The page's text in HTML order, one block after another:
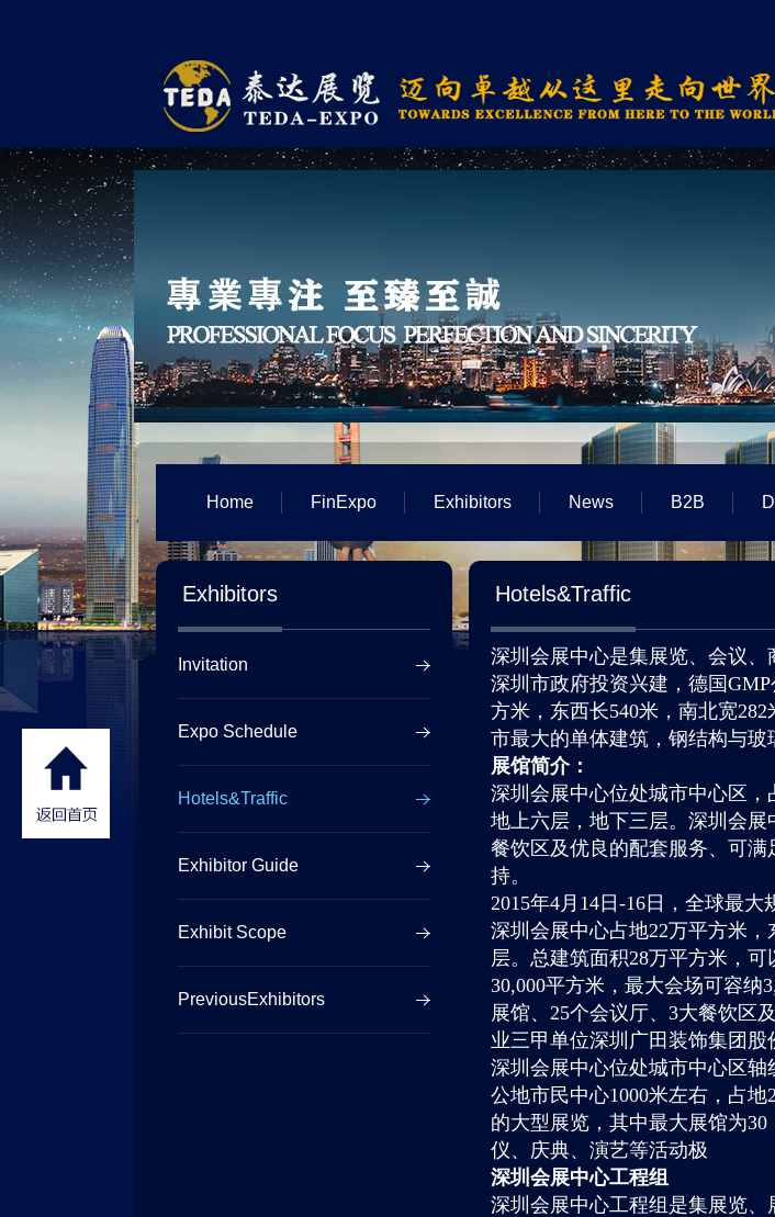
Home FinExpo Exhibitors News B2B
Exhibitors
Invitation
Expo Schedule
Hotels&Traffic
Exhibitor Guide
Exhibit Scope
PreviousExhibitors
Hotels&Traffic
深圳会展中心是集展览、会议
深圳市政府投资兴建，德国
方米，东西长540米，南北宽
市最大的单体建筑，钢结构与玻
展馆简介：
深圳会展中心位处城市中心区，
地上六层，地下三层。深圳会
餐饮区及优良的配套服务、可
持。
2015年4月14日-16日，全球最
深圳会展中心占地22万平方米
层。总建筑面积28万平方米，
30,000平方米，最大会场可容纳
展馆、25个会议厅、3大餐饮区
业三甲单位深圳广田装饰集团股
深圳会展中心位处城市中心区
公地市民中心1000米左右，占
的大型展览，其中最大展馆为
仪、庆典、演艺等活动极
深圳会展中心工程组
深圳会展中心工程组是集展览